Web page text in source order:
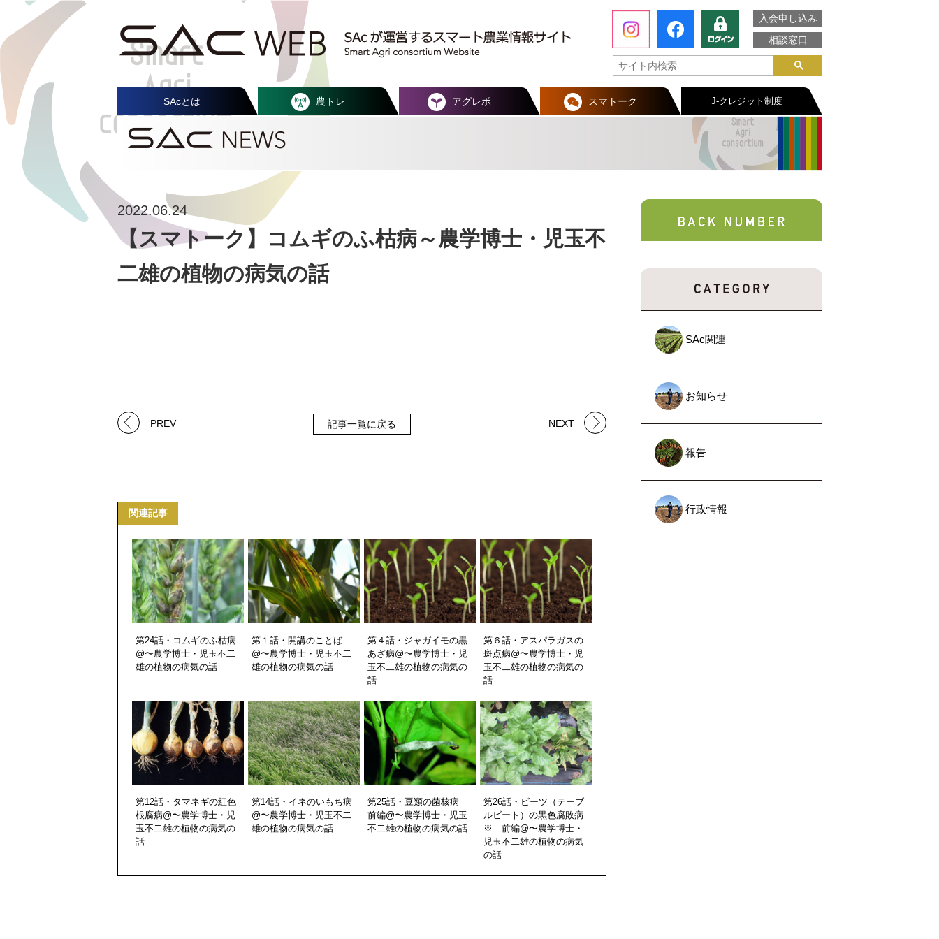
入会申し込み
相談窓口
SAcとは 農トレ アグレポ スマトーク J-クレジット制度
SAc関連
お知らせ
報告
行政情報
2022.06.24
【スマトーク】コムギのふ枯病～農学博士・児玉不
二雄の植物の病気の話
PREV 記事一覧に戻る NEXT
関連記事
第24話・コムギのふ枯病
@〜農学博士・児玉不二
雄の植物の病気の話
第１話・開講のことば
@〜農学博士・児玉不二
雄の植物の病気の話
第４話・ジャガイモの黒
あざ病@〜農学博士・児
玉不二雄の植物の病気の
話
第６話・アスパラガスの
斑点病@〜農学博士・児
玉不二雄の植物の病気の
話
第12話・タマネギの紅色
根腐病@〜農学博士・児
玉不二雄の植物の病気の
話
第14話・イネのいもち病
@〜農学博士・児玉不二
雄の植物の病気の話
第25話・豆類の菌核病
前編@〜農学博士・児玉
不二雄の植物の病気の話
第26話・ビーツ（テーブ
ルビート）の黒色腐敗病
※ 前編@〜農学博士・
児玉不二雄の植物の病気
の話